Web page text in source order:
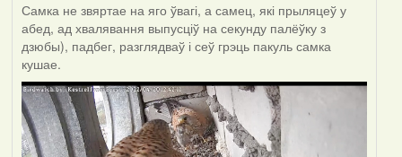
Самка не звяртае на яго ўвагі, а самец, які прыляцеў у
абед, ад хвалявання выпусціў на секунду палёўку з
дзюбы), падбег, разглядваў і сеў грэць пакуль самка
кушае.